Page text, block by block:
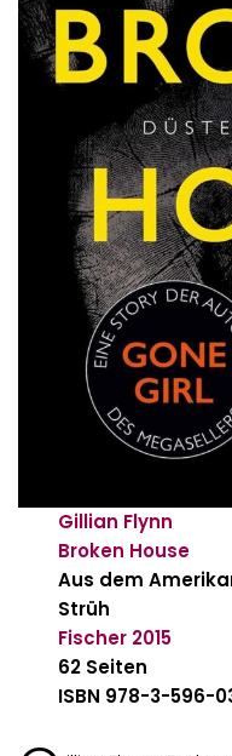
Gillian Flynn
Broken House
Aus dem
Strüh
Fischer 2015
62 Seiten
ISBN 978-3-596-